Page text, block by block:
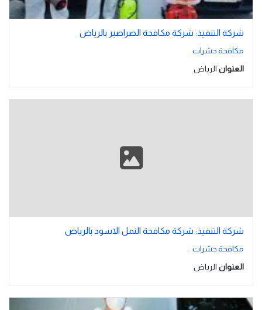
شركة التنفيذ: شركة مكافحة الصراصير بالرياض
مكافحة حشرات
العنوان الرياض
شركة التنفيذ: شركة مكافحة النمل الاسود بالرياض
مكافحة حشرات
العنوان الرياض